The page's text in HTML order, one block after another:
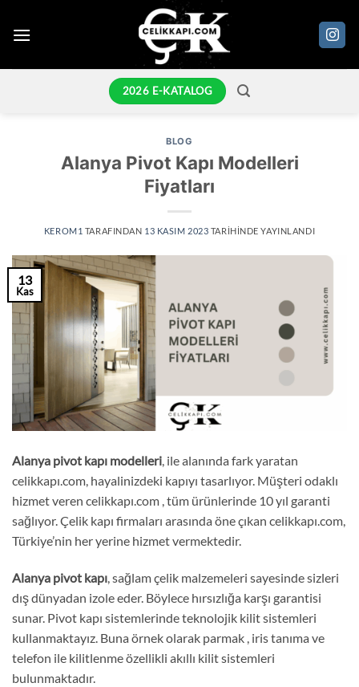
atla
2026 E-KATALOG
BLOG
Alanya Pivot Kapı Modelleri
Fiyatları
KEROM1 TARAFINDAN 13 KASIM 2023 TARIHINDE YAYINLANDI
13
Kas
Alanya pivot kapı modelleri, ile alanında fark yaratan
celikkapı.com, hayalinizdeki kapıyı tasarlıyor. Müşteri odaklı
hizmet veren celikkapı.com , tüm ürünlerinde 10 yıl garanti
sağlıyor. Çelik kapı firmaları arasında öne çıkan celikkapı.com,
Türkiye’nin her yerine hizmet vermektedir.
Alanya pivot kapı, sağlam çelik malzemeleri sayesinde sizleri
dış dünyadan izole eder. Böylece hırsızlığa karşı garantisi
sunar. Pivot kapı sistemlerinde teknolojik kilit sistemleri
kullanmaktayız. Buna örnek olarak parmak , iris tanıma ve
telefon ile kilitlenme özellikli akıllı kilit sistemleri
bulunmaktadır.